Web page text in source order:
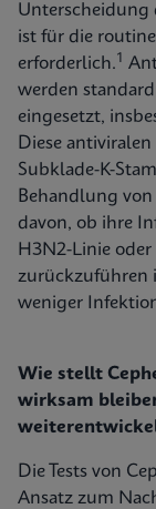
Unterscheidung
ist für die
erforderlich.1
werden
eingesetzt,
Diese
Subklade-K-
Behandlung
davon, ob ihre
H3N2-Linie
zurückzuführen
weniger
Wie stellt
wirksam
Die Tests von
Ansatz zum